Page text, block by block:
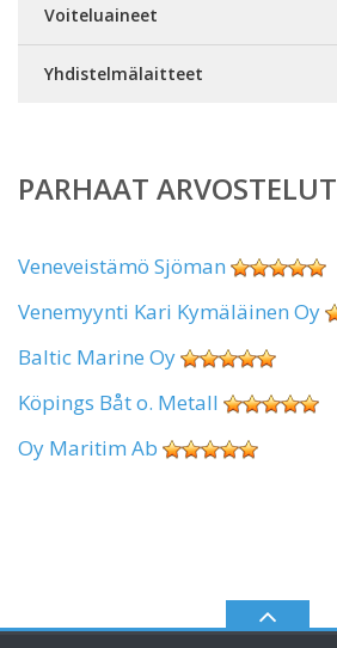
Voiteluaineet
Yhdistelmälaitteet
PARHAAT ARVOSTELUT
Veneveistämö Sjöman
Venemyynti Kari Kymäläinen Oy
Baltic Marine Oy
Köpings Båt o. Metall
Oy Maritim Ab